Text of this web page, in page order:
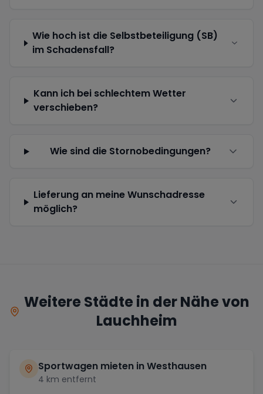
Wie hoch ist die Selbstbeteiligung (SB)
im Schadensfall?
Kann ich bei schlechtem Wetter
verschieben?
Wie sind die Stornobedingungen?
Lieferung an meine Wunschadresse
möglich?
Weitere Städte in der Nähe von
Lauchheim
Sportwagen mieten inWesthausen
4 km entfernt